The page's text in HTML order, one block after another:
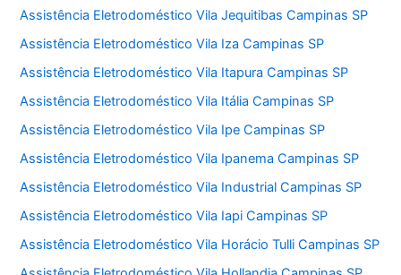
Assistência Eletrodoméstico Vila Jequitibas Campinas SP
Assistência Eletrodoméstico Vila Iza Campinas SP
Assistência Eletrodoméstico Vila Itapura Campinas SP
Assistência Eletrodoméstico Vila Itália Campinas SP
Assistência Eletrodoméstico Vila Ipe Campinas SP
Assistência Eletrodoméstico Vila Ipanema Campinas SP
Assistência Eletrodoméstico Vila Industrial Campinas SP
Assistência Eletrodoméstico Vila Iapi Campinas SP
Assistência Eletrodoméstico Vila Horácio Tulli Campinas SP